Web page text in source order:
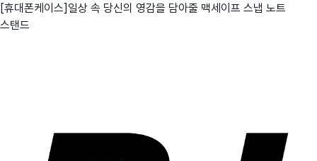
[휴대폰케이스]일상 속 당신의 영감을 담아줄 맥세이프 스냅 노트
스탠드